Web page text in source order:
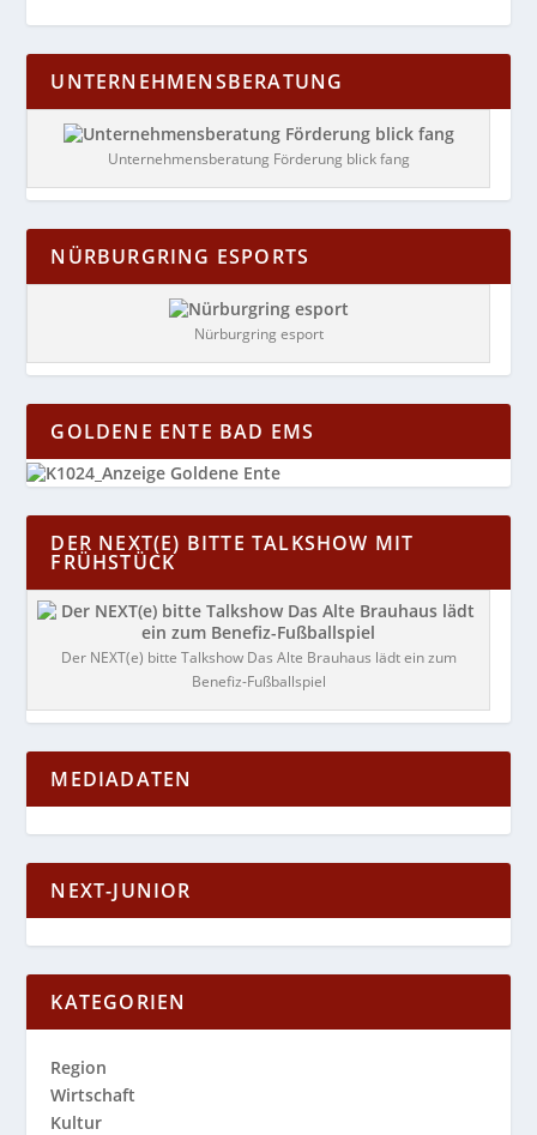
UNTERNEHMENSBERATUNG
Unternehmensberatung Förderung blick fang
NÜRBURGRING ESPORTS
Nürburgring esport
GOLDENE ENTE BAD EMS
DER NEXT(E) BITTE TALKSHOW MIT
FRÜHSTÜCK
Der NEXT(e) bitte Talkshow Das Alte Brauhaus lädt ein zum
Benefiz-Fußballspiel
MEDIADATEN
NEXT-JUNIOR
KATEGORIEN
Region
Wirtschaft
Kultur